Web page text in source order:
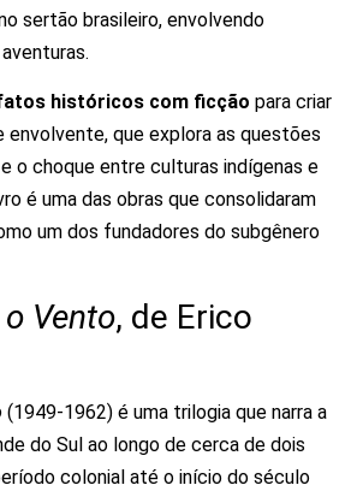
sertão brasileiro, envolvendo
históricos com ficção para criar
envolvente, que explora as questões
o choque entre culturas indígenas e
é uma das obras que consolidaram
um dos fundadores do subgênero
Vento, de Erico
(1949-1962) é uma trilogia que narra a
do Sul ao longo de cerca de dois
colonial até o início do século